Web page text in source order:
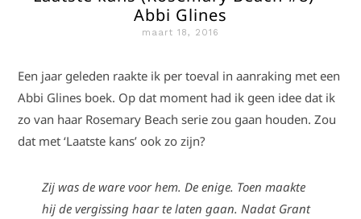
Abbi Glines
maart 18, 2016
Een jaar geleden raakte ik per toeval in aanraking met een
Abbi Glines boek. Op dat moment had ik geen idee dat ik
zo van haar Rosemary Beach serie zou gaan houden. Zou
dat met ‘Laatste kans’ ook zo zijn?
Zij was de ware voor hem. De enige. Toen maakte
hij de vergissing haar te laten gaan. Nadat Grant